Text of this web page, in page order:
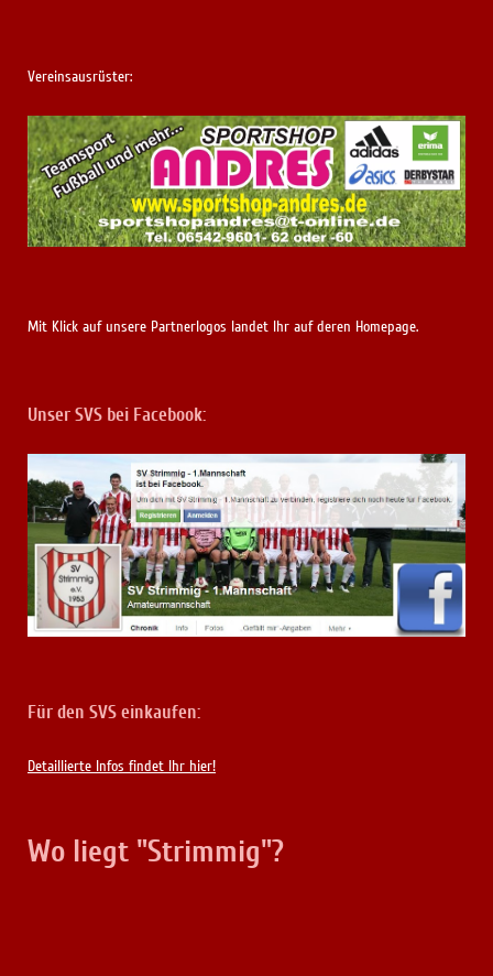
Vereinsausrüster:
Mit Klick auf unsere Partnerlogos landet Ihr auf deren Homepage.
Unser SVS bei Facebook:
Für den SVS einkaufen:
Detaillierte Infos findet Ihr hier!
Wo liegt "Strimmig"?